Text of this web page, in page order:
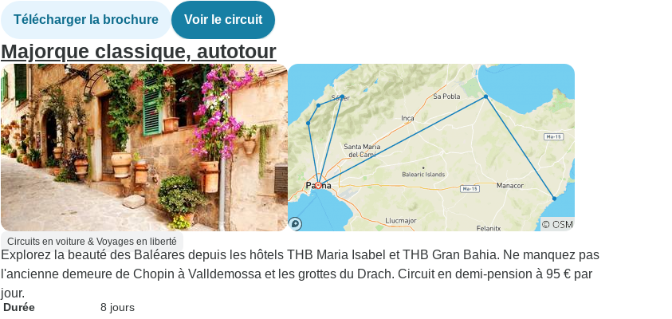
Télécharger la brochure Voir le circuit
Majorque classique, autotour
Circuits en voiture & Voyages en liberté
Explorez la beauté des Baléares depuis les hôtels THB Maria Isabel et THB Gran Bahia. Ne manquez pas
l'ancienne demeure de Chopin à Valldemossa et les grottes du Drach. Circuit en demi-pension à 95 € par
jour.
Durée 8 jours